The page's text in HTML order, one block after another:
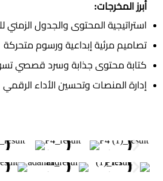
أبرز المخرجات:
استراتيجية المحتوى والجدول الزمني
تصاميم مرئية إبداعية ورسوم متحركة
كتابة محتوى جذابة وسرد قصصي
إدارة المنصات وتحسين الأداء الرقمي